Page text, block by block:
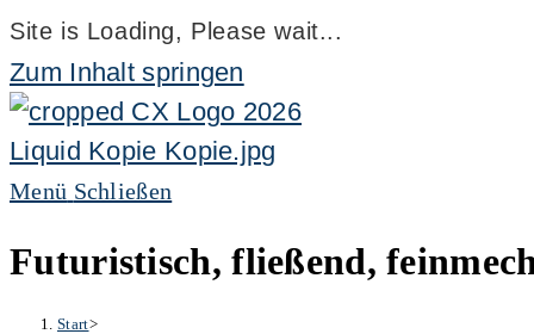
Site is Loading, Please wait...
Zum Inhalt springen
Menü Schließen
Futuristisch, fließend,
Start>